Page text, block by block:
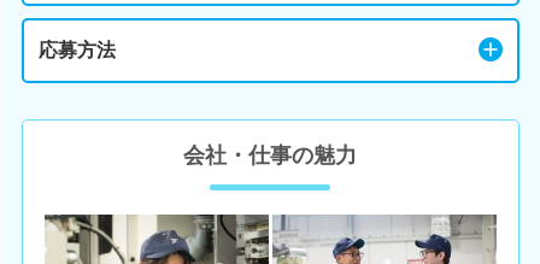
応募方法
会社・仕事の魅力